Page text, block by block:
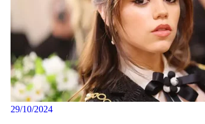
29/10/2024